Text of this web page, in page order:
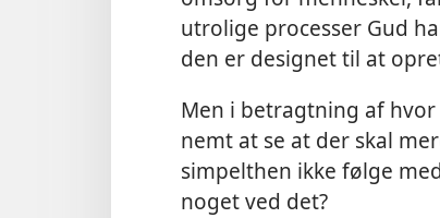
utrolige processer Gud
den er designet til at
Men i betragtning af
nemt at se at der skal
simpelthen ikke følge
noget ved det?